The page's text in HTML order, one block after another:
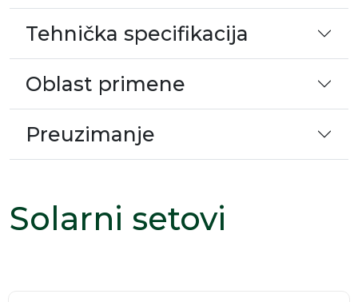
Tehnička specifikacija
Oblast primene
Preuzimanje
Solarni setovi